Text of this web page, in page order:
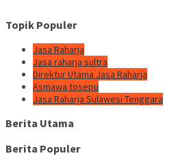
Topik Populer
Jasa Raharja
Jasa raharja sultra
Direktur Utama Jasa Raharja
Asmawa tosepu
Jasa Raharja Sulawesi Tenggara
Berita Utama
Berita Populer